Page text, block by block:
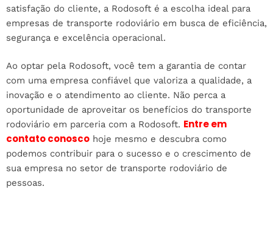
satisfação do cliente, a Rodosoft é a escolha ideal para
empresas de transporte rodoviário em busca de eficiência,
segurança e excelência operacional.
Ao optar pela Rodosoft, você tem a garantia de contar
com uma empresa confiável que valoriza a qualidade, a
inovação e o atendimento ao cliente. Não perca a
oportunidade de aproveitar os benefícios do transporte
rodoviário em parceria com a Rodosoft. Entre em
contato conosco hoje mesmo e descubra como
podemos contribuir para o sucesso e o crescimento de
sua empresa no setor de transporte rodoviário de
pessoas.